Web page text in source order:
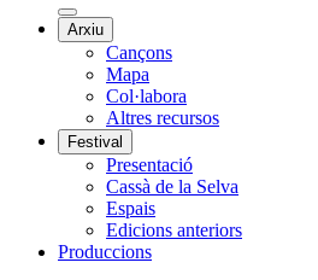
Arxiu
Cançons
Mapa
Col·labora
Altres recursos
Festival
Presentació
Cassà de la Selva
Espais
Edicions anteriors
Produccions